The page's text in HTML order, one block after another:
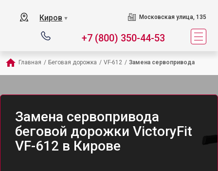
Киров ▼ Московская улица, 135
+7 (800) 350-44-53
Главная / Беговая дорожка / VF-612 / Замена сервопривода
Замена сервопривода
беговой дорожки VictoryFit
VF-612 в Кирове